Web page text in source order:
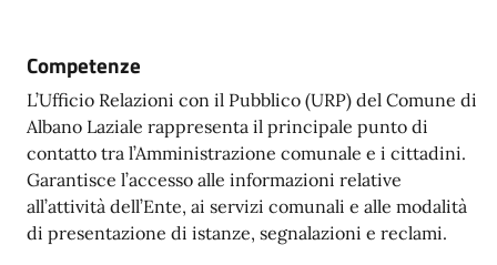
Competenze
L’Ufficio Relazioni con il Pubblico (URP) del Comune di
Albano Laziale rappresenta il principale punto di
contatto tra l’Amministrazione comunale e i cittadini.
Garantisce l’accesso alle informazioni relative
all’attività dell’Ente, ai servizi comunali e alle modalità
di presentazione di istanze, segnalazioni e reclami.